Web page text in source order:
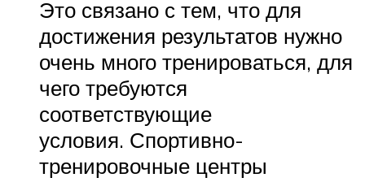
Это связано с тем, что для
достижения результатов нужно
очень много тренироваться, для
чего требуются
соответствующие
условия. Спортивно-
тренировочные центры